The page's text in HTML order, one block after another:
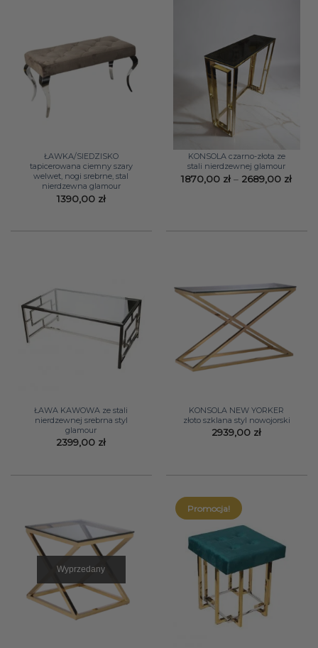
ŁAWKA/SIEDZISKO
tapicerowana ciemny szary
welwet, nogi srebrne, stal
nierdzewna glamour
1390,00 zł
KONSOLA czarno-złota ze
stali nierdzewnej glamour
1870,00 zł – 2689,00 zł
ŁAWA KAWOWA ze stali
nierdzewnej srebrna styl
glamour
2399,00 zł
KONSOLA NEW YORKER
złoto szklana styl nowojorski
2939,00 zł
Wyprzedany
Promocja!